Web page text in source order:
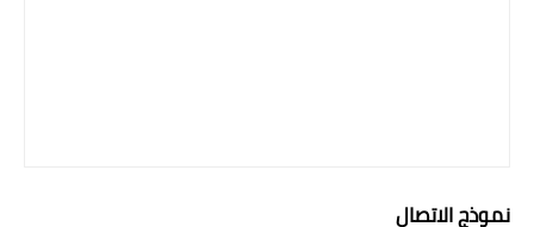
نموذج الاتصال